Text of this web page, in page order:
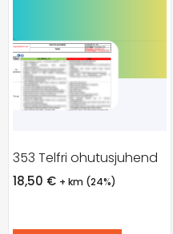
353 Telfri ohutusjuhend
18,50 € + km (24%)